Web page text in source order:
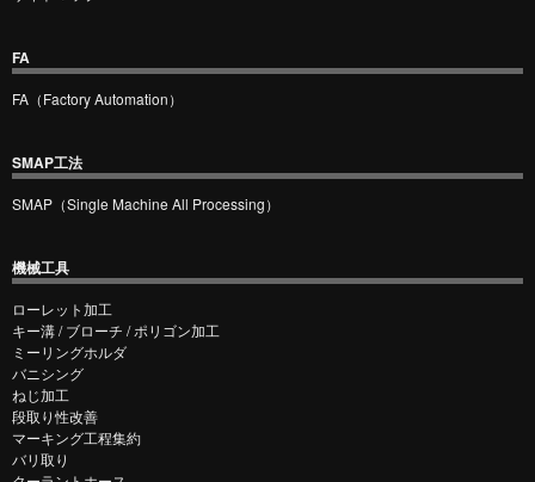
FA
FA（Factory Automation）
SMAP工法
SMAP（Single Machine All Processing）
機械工具
ローレット加工
キー溝 / ブローチ / ポリゴン加工
ミーリングホルダ
バニシング
ねじ加工
段取り性改善
マーキング工程集約
バリ取り